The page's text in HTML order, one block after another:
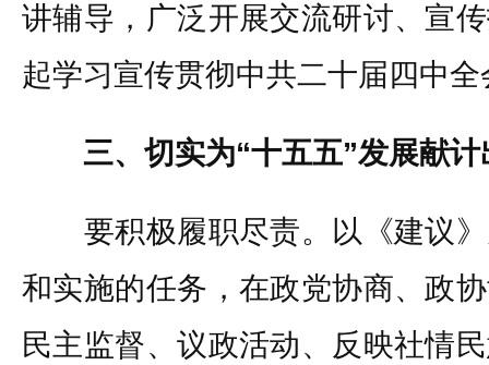
讲辅导，广泛开展交流研讨、宣
起学习宣传贯彻中共二十届四中
三、切实为“十五五”发展献计
要积极履职尽责。以《建议》
和实施的任务，在政党协商、政
民主监督、议政活动、反映社情